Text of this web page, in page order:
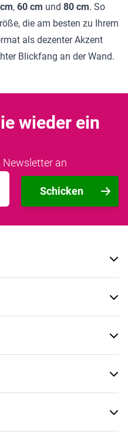
, 60 cm und 80 cm. So
die am besten zu Ihrem
als dezenter Akzent
Blickfang an der Wand.
wieder ein
Newsletter an
Schicken